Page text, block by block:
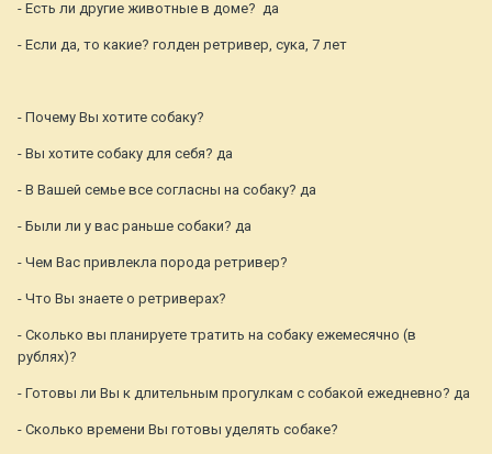
- Есть ли другие животные в доме? да
- Если да, то какие? голден ретривер, сука, 7 лет
- Почему Вы хотите собаку?
- Вы хотите собаку для себя? да
- В Вашей семье все согласны на собаку? да
- Были ли у вас раньше собаки? да
- Чем Вас привлекла порода ретривер?
- Что Вы знаете о ретриверах?
- Сколько вы планируете тратить на собаку ежемесячно (в
рублях)?
- Готовы ли Вы к длительным прогулкам с собакой ежедневно? да
- Сколько времени Вы готовы уделять собаке?